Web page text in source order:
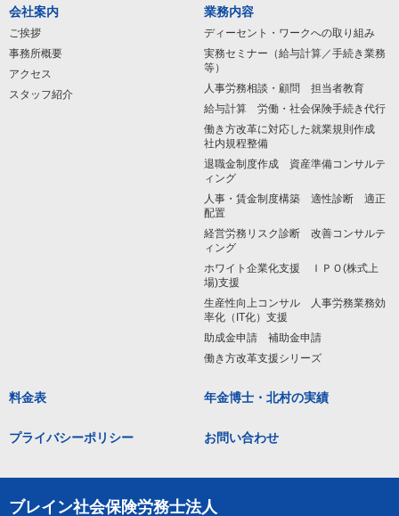
会社案内
ご挨拶
事務所概要
アクセス
スタッフ紹介
業務内容
ディーセント・ワークへの取り組み
実務セミナー（給与計算／手続き業務
等）
人事労務相談・顧問 担当者教育
給与計算 労働・社会保険手続き代行
働き方改革に対応した就業規則作成
社内規程整備
退職金制度作成 資産準備コンサルテ
ィング
人事・賃金制度構築 適性診断 適正
配置
経営労務リスク診断 改善コンサルテ
ィング
ホワイト企業化支援 ＩＰＯ(株式上
場)支援
生産性向上コンサル 人事労務業務効
率化（IT化）支援
助成金申請 補助金申請
働き方改革支援シリーズ
料金表 年金博士・北村の実績
プライバシーポリシー お問い合わせ
ブレイン社会保険労務士法人